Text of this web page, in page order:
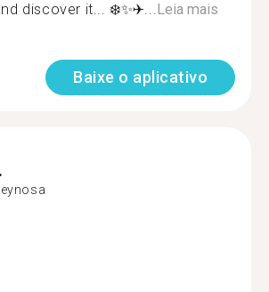
discover it... ❄️✨‍✈...Leia mais
Baixe o aplicativo